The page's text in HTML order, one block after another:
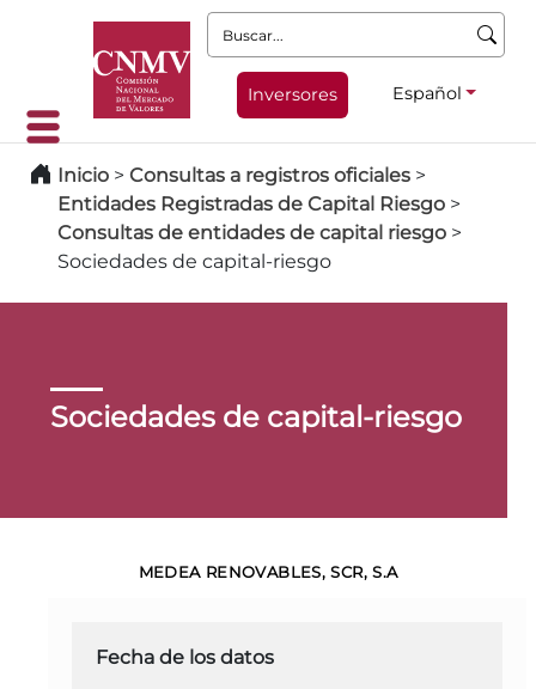
Buscar:
Inversores Español
Inicio > Consultas a registros oficiales >
Entidades Registradas de Capital Riesgo >
Consultas de entidades de capital riesgo >
Sociedades de capital-riesgo
Sociedades de capital-riesgo
MEDEA RENOVABLES, SCR, S.A
Fecha de los datos